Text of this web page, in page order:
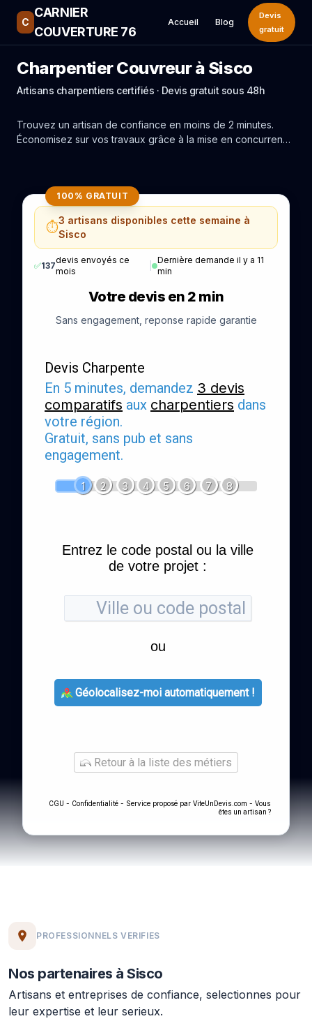
C
CARNIER
COUVERTURE 76
Accueil Blog
Devis
gratuit
Charpentier Couvreur à Sisco
Artisans charpentiers certifiés · Devis gratuit sous 48h
Trouvez un artisan de confiance en moins de 2 minutes.
Économisez sur vos travaux grâce à la mise en concurrence
100% GRATUIT
⏱️3 artisans disponibles cette semaine à
Sisco
✅137
devis envoyés ce
mois
|
Dernière demande il y a 11
min
Votre devis en 2 min
Sans engagement, reponse rapide garantie
Devis Charpente
En 5 minutes, demandez 3 devis
comparatifs aux charpentiers dans
votre région.
Gratuit, sans pub et sans
engagement.
1 2 3 4 5 6 7 8
Entrez le code postal ou la ville
de votre projet :
ou
Géolocalisez-moi automatiquement !
Retour à la liste des métiers
CGU - Confidentialité - Service proposé par ViteUnDevis.com - Vous
êtes un artisan ?
PROFESSIONNELS VERIFIES
Nos partenaires à Sisco
Artisans et entreprises de confiance, selectionnes pour
leur expertise et leur serieux.